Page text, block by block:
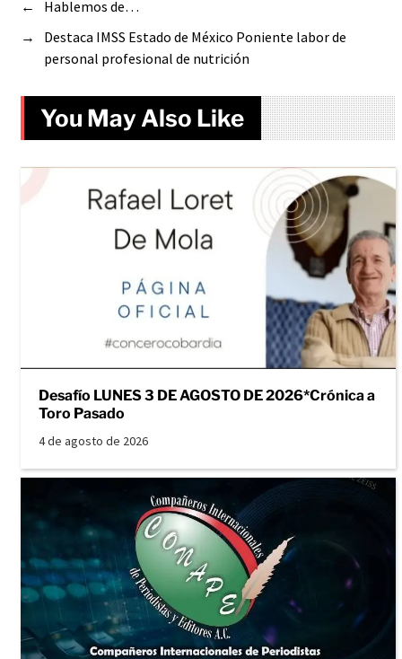
←
Hablemos de…
→
Destaca IMSS Estado de México Poniente labor de
personal profesional de nutrición
You May Also Like
Desafío LUNES 3 DE AGOSTO DE 2026*Crónica a
Toro Pasado
4 de agosto de 2026